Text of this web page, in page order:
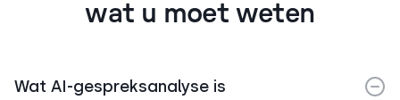
wat u moet weten
Wat AI-gespreksanalyse is